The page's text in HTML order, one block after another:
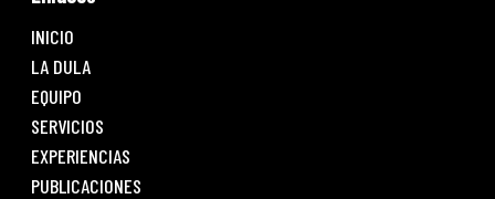
INICIO
LA DULA
EQUIPO
SERVICIOS
EXPERIENCIAS
PUBLICACIONES